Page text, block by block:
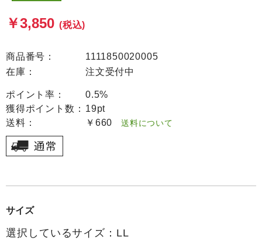
￥3,850 (税込)
商品番号：
1111850020005
在庫：
注文受付中
ポイント率：
0.5%
獲得ポイント数： 19pt
送料：
￥660 送料について
サイズ
選択しているサイズ：LL